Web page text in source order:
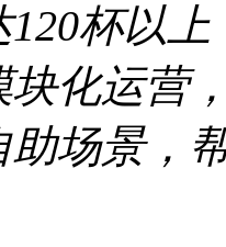
杯以
块化运营
场景，